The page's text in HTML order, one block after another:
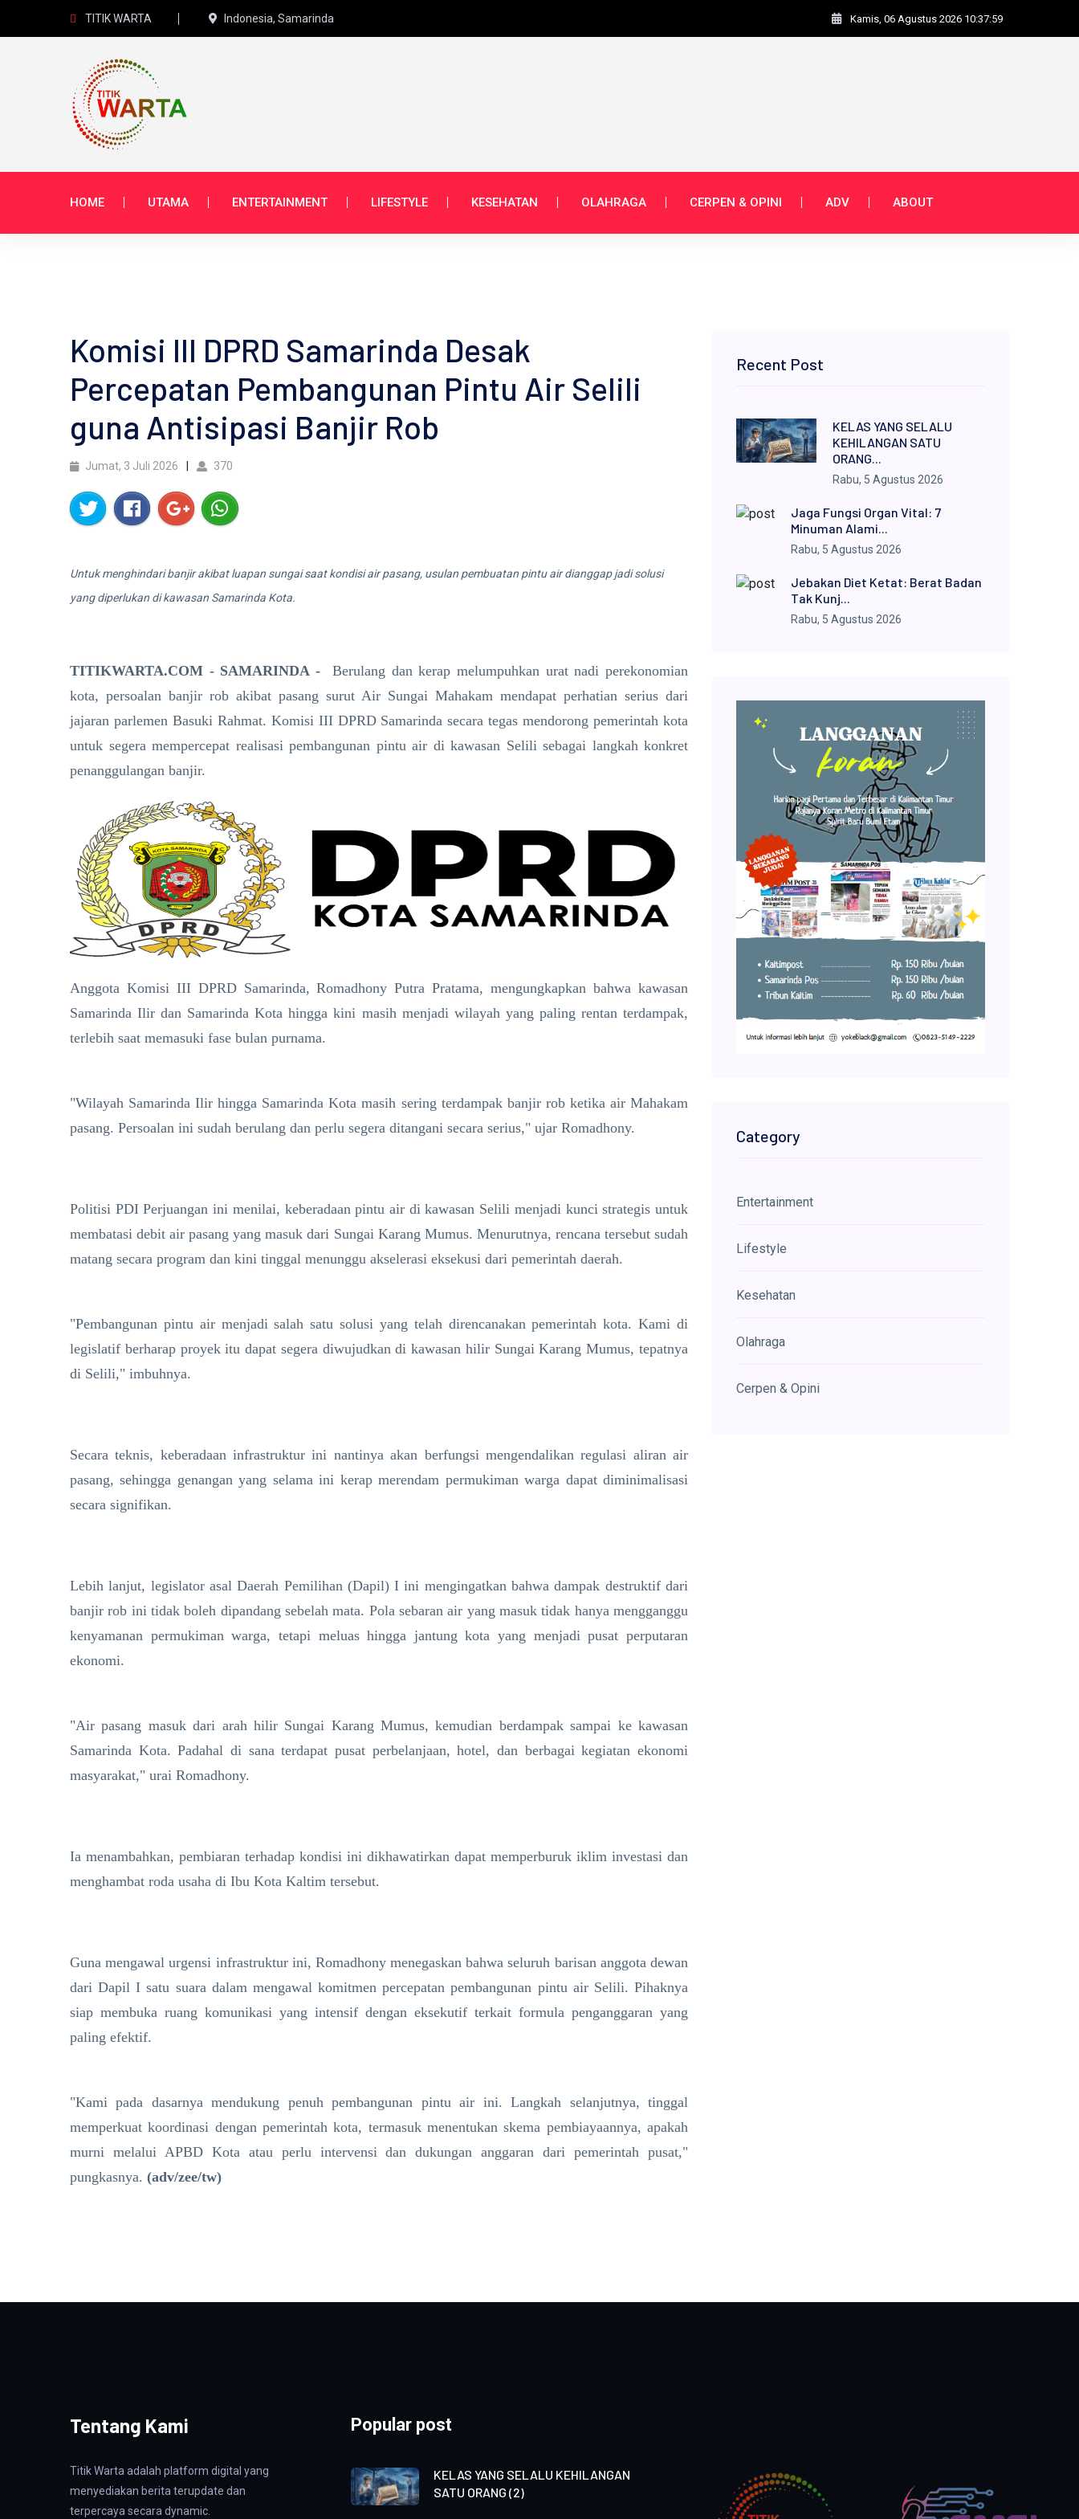
TITIK WARTA Indonesia, Samarinda Kamis, 06 Agustus 2026 10:38:00
HOME UTAMA ENTERTAINMENT LIFESTYLE KESEHATAN OLAHRAGA CERPEN & OPINI ADV ABOUT
Komisi III DPRD Samarinda Desak
Percepatan Pembangunan Pintu Air Selili
guna Antisipasi Banjir Rob
Jumat, 3 Juli 2026 370
Untuk menghindari banjir akibat luapan sungai saat kondisi air pasang, usulan pembuatan pintu air dianggap jadi solusi
yang diperlukan di kawasan Samarinda Kota.
TITIKWARTA.COM - SAMARINDA -
Berulang dan kerap melumpuhkan urat nadi perekonomian
kota, persoalan banjir rob akibat pasang surut Air Sungai Mahakam mendapat perhatian serius dari
jajaran parlemen Basuki Rahmat. Komisi III DPRD Samarinda secara tegas mendorong pemerintah kota
untuk segera mempercepat realisasi pembangunan pintu air di kawasan Selili sebagai langkah konkret
penanggulangan banjir.
​Anggota Komisi III DPRD Samarinda, Romadhony Putra Pratama, mengungkapkan bahwa kawasan
Samarinda Ilir dan Samarinda Kota hingga kini masih menjadi wilayah yang paling rentan terdampak,
terlebih saat memasuki fase bulan purnama.
"Wilayah Samarinda Ilir hingga Samarinda Kota masih sering terdampak banjir rob ketika air Mahakam
pasang. Persoalan ini sudah berulang dan perlu segera ditangani secara serius," ujar Romadhony.
​Politisi PDI Perjuangan ini menilai, keberadaan pintu air di kawasan Selili menjadi kunci strategis untuk
membatasi debit air pasang yang masuk dari Sungai Karang Mumus. Menurutnya, rencana tersebut sudah
matang secara program dan kini tinggal menunggu akselerasi eksekusi dari pemerintah daerah.
​"Pembangunan pintu air menjadi salah satu solusi yang telah direncanakan pemerintah kota. Kami di
legislatif berharap proyek itu dapat segera diwujudkan di kawasan hilir Sungai Karang Mumus, tepatnya
di Selili," imbuhnya.
​Secara teknis, keberadaan infrastruktur ini nantinya akan berfungsi mengendalikan regulasi aliran air
pasang, sehingga genangan yang selama ini kerap merendam permukiman warga dapat diminimalisasi
secara signifikan.
​Lebih lanjut, legislator asal Daerah Pemilihan (Dapil) I ini mengingatkan bahwa dampak destruktif dari
banjir rob ini tidak boleh dipandang sebelah mata. Pola sebaran air yang masuk tidak hanya mengganggu
kenyamanan permukiman warga, tetapi meluas hingga jantung kota yang menjadi pusat perputaran
ekonomi.
​"Air pasang masuk dari arah hilir Sungai Karang Mumus, kemudian berdampak sampai ke kawasan
Samarinda Kota. Padahal di sana terdapat pusat perbelanjaan, hotel, dan berbagai kegiatan ekonomi
masyarakat," urai Romadhony.
​Ia menambahkan, pembiaran terhadap kondisi ini dikhawatirkan dapat memperburuk iklim investasi dan
menghambat roda usaha di Ibu Kota Kaltim tersebut.
​Guna mengawal urgensi infrastruktur ini, Romadhony menegaskan bahwa seluruh barisan anggota dewan
dari Dapil I satu suara dalam mengawal komitmen percepatan pembangunan pintu air Selili. Pihaknya
siap membuka ruang komunikasi yang intensif dengan eksekutif terkait formula penganggaran yang
paling efektif.
​"Kami pada dasarnya mendukung penuh pembangunan pintu air ini. Langkah selanjutnya, tinggal
memperkuat koordinasi dengan pemerintah kota, termasuk menentukan skema pembiayaannya, apakah
murni melalui APBD Kota atau perlu intervensi dan dukungan anggaran dari pemerintah pusat,"
pungkasnya. (adv/zee/tw)
Recent Post
KELAS YANG SELALU
KEHILANGAN SATU
ORANG...
Rabu, 5 Agustus 2026
Jaga Fungsi Organ Vital: 7
Minuman Alami...
Rabu, 5 Agustus 2026
Jebakan Diet Ketat: Berat Badan
Tak Kunj...
Rabu, 5 Agustus 2026
Category
Entertainment
Lifestyle
Kesehatan
Olahraga
Cerpen & Opini
Tentang Kami
Titik Warta adalah platform digital yang
menyediakan berita terupdate dan
terpercaya secara dynamic.
Popular post
KELAS YANG SELALU KEHILANGAN
SATU ORANG (2)